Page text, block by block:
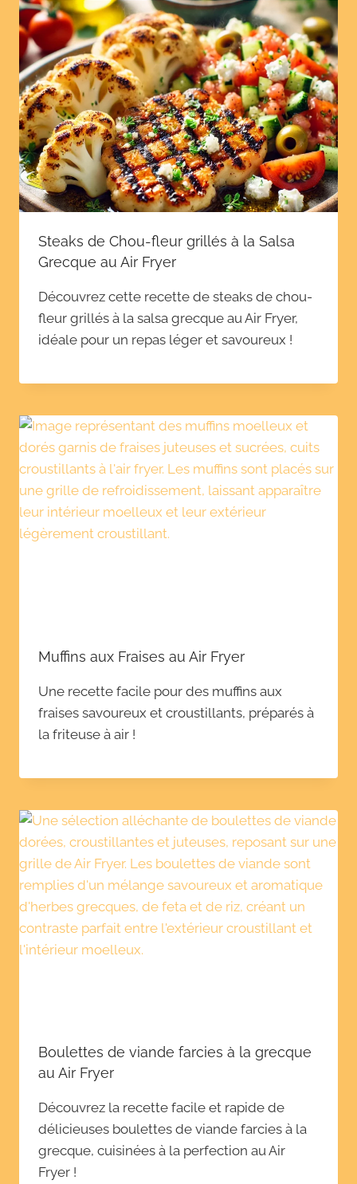
Steaks de Chou-fleur grillés à la Salsa
Grecque au Air Fryer
Découvrez cette recette de steaks de chou-
fleur grillés à la salsa grecque au Air Fryer,
idéale pour un repas léger et savoureux !
Muffins aux Fraises au Air Fryer
Une recette facile pour des muffins aux
fraises savoureux et croustillants, préparés à
la friteuse à air !
Boulettes de viande farcies à la grecque
au Air Fryer
Découvrez la recette facile et rapide de
délicieuses boulettes de viande farcies à la
grecque, cuisinées à la perfection au Air
Fryer !